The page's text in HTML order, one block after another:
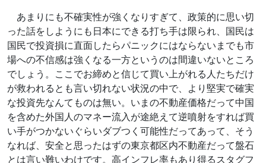
あまりにも不確実性が強くなりすぎて、政策的に思い切
った話をしようにも日本にできる打ち手は限られ、国民は
国民で投資損に直面したらパニックにはならないまでも市
場への不信感は強くなる一方というのは間違いないところ
でしょう。ここでお締めと信じて買い上がれる人たちだけ
が救われるとも言い切れない状況の中で、より堅実で確実
な投資先なんてものは無い。いまの不動産価格だって中国
を含めた外国人のマネー流入が途絶えて逆噴射をすれば買
い手がつかないぐらいダブつく可能性だってあって、そう
なれば、安全と思ったはずの東京都区内不動産だって盤石
とは言い難いわけです。高インフレ率もあり得るスタグフ